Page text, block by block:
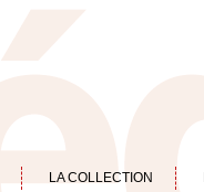
LA COLLECTION